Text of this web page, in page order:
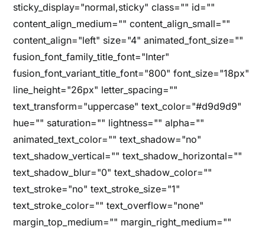
sticky_display="normal,sticky" class="" id=""
content_align_medium="" content_align_small=""
content_align="left" size="4" animated_font_size=""
fusion_font_family_title_font="Inter"
fusion_font_variant_title_font="800" font_size="18px"
line_height="26px" letter_spacing=""
text_transform="uppercase" text_color="#d9d9d9"
hue="" saturation="" lightness="" alpha=""
animated_text_color="" text_shadow="no"
text_shadow_vertical="" text_shadow_horizontal=""
text_shadow_blur="0" text_shadow_color=""
text_stroke="no" text_stroke_size="1"
text_stroke_color="" text_overflow="none"
margin_top_medium="" margin_right_medium=""